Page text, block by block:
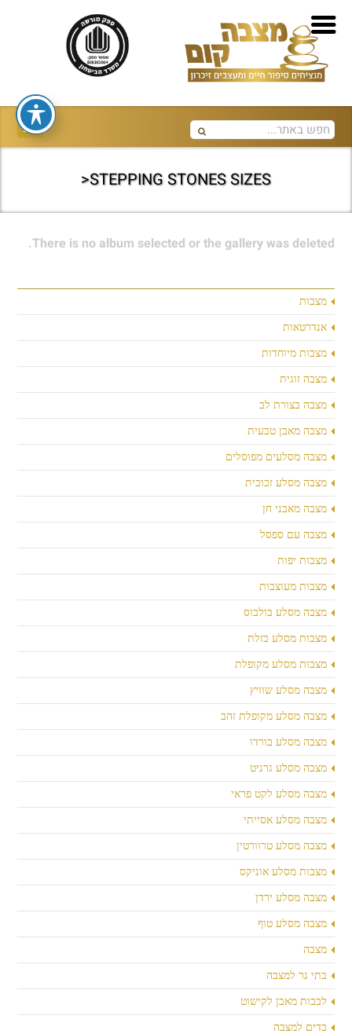
STEPPING STONES SIZES<
מצבות
אנדרטאות
מצבות מיוחדות
מצבה זוגית
מצבה בצורת לב
מצבה מאבן טבעית
מצבה מסלעים מפוסלים
מצבה מסלע זכוכית
מצבה מאבני חן
מצבה עם ספסל
מצבות יפות
מצבות מעוצבות
מצבה מסלע בולבוס
מצבות מסלע בזלת
מצבות מסלע מקופלת
מצבה מסלע שוויץ
מצבה מסלע מקופלת זהב
מצבה מסלע בורדו
מצבה מסלע גרניט
מצבה מסלע לקט פראי
מצבה מסלע אסייתי
מצבה מסלע טרוורטין
מצבות מסלע אוניקס
מצבה מסלע ירדן
מצבה מסלע טוף
מצבה
בתי נר למצבה
לבבות מאבן לקישוט
כדים למצבה
There is no album selected or the gallery was deleted.